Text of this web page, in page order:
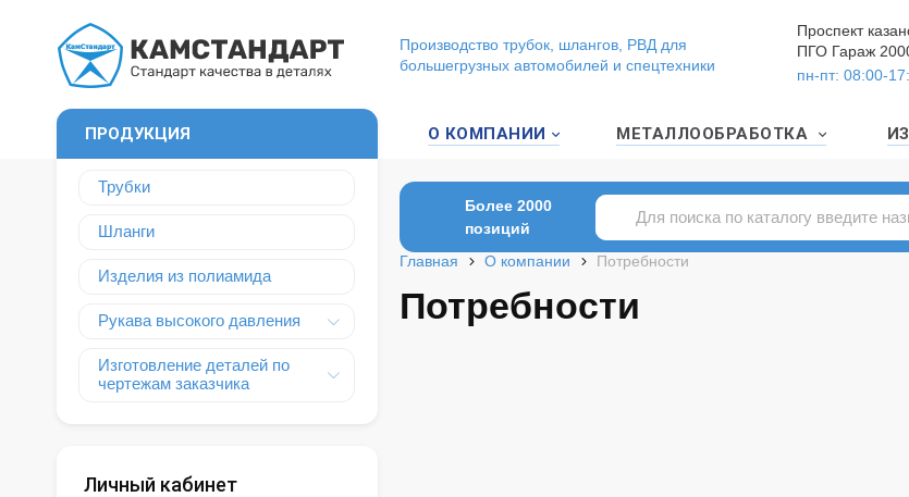
Производство трубок, шлангов, РВД для
большегрузных автомобилей и спецтехники
Проспект
ПГО Гараж
пн-пт: 08:00-
ПРОДУКЦИЯ
Трубки
Шланги
Изделия из полиамида
Рукава высокого давления
Изготовление деталей по
чертежам заказчика
Личный кабинет
О КОМПАНИИ МЕТАЛЛООБРАБОТКА
Более 2000
позиций
Главная
О компании Потребности
Потребности